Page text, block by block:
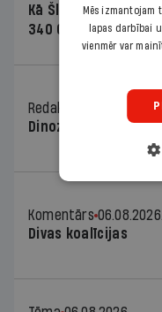
Kā Šlesera partija
340 000 vērtu
Redaktores sleja
Dinozaura triks
Komentārs 06.08.2026.
Divas koalīcijas
Mēs izmantojam
lapas darbībai
vienmēr var